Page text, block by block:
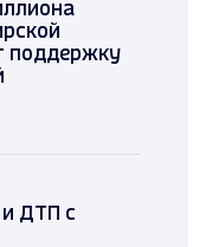
поддержку
и ДТП с